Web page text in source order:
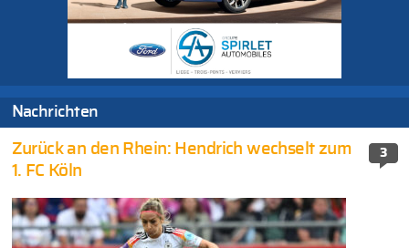
Nachrichten
3
Zurück an den Rhein: Hendrich wechselt zum
1. FC Köln